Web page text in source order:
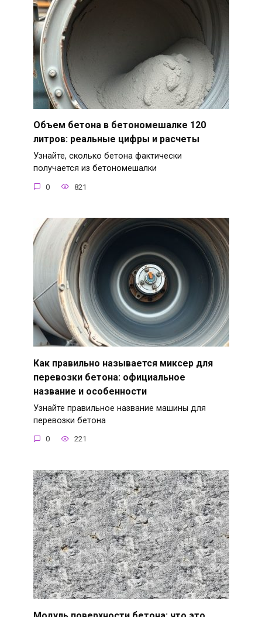
Объем бетона в бетономешалке 120
литров: реальные цифры и расчеты
Узнайте, сколько бетона фактически
получается из бетономешалки
0 821
Как правильно называется миксер для
перевозки бетона: официальное
название и особенности
Узнайте правильное название машины для
перевозки бетона
0 221